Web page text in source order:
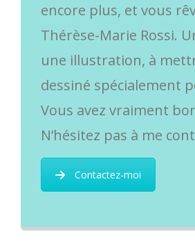
encore plus, et vous
Thérèse-Marie Rossi.
une illustration, à
dessiné spécialement
Vous avez vraiment
N’hésitez pas à me
Contactez-moi